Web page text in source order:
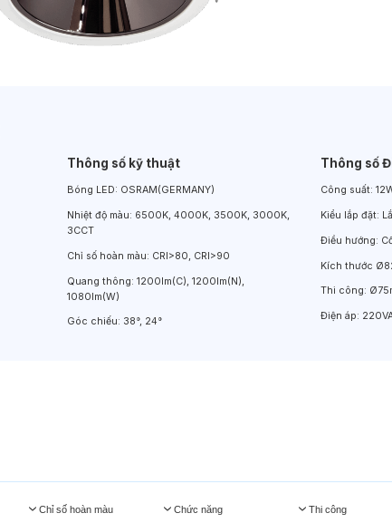
Thông số kỹ thuật
Bóng LED: OSRAM(GERMANY)
Nhiệt độ màu: 6500K, 4000K, 3500K, 3000K,
3CCT
Chỉ số hoàn màu: CRI>80, CRI>90
Quang thông: 1200lm(C), 1200lm(N),
1080lm(W)
Góc chiếu: 38°, 24°
Thông số
Công suất:
Kiểu lắp đặt:
Điều hướng:
Kích thước
Thi công:
Điện áp:
Chỉ số hoàn màu Chức năng Thi công